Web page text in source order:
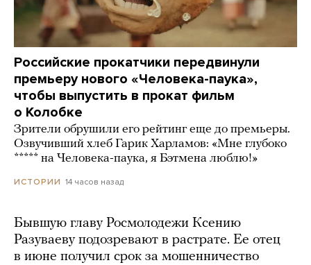
Российские прокатчики передвинули
премьеру нового «Человека-паука»,
чтобы выпустить в прокат фильм
о Колобке
Зрители обрушили его рейтинг еще до премьеры.
Озвучивший хлеб Гарик Харламов: «Мне глубоко
***** на Человека-паука, я Бэтмена люблю!»
ИСТОРИИ 14 часов назад
Бывшую главу Росмолодежи Ксению
Разуваеву подозревают в растрате. Ее отец
в июне получил срок за мошенничество